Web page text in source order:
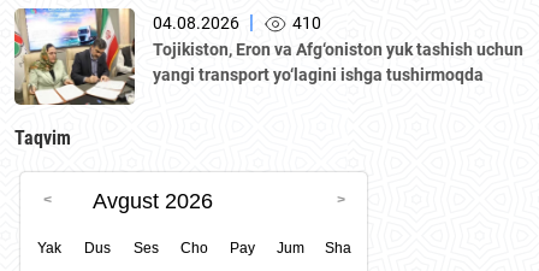
Oʼzbekiston–Qozogʼiston biznes-forumi va B2B
muzokaralari boʼlib oʼtmoqda.
04.08.2026 |
410
Tojikiston, Eron va Afg‘oniston yuk tashish uchun
yangi transport yo‘lagini ishga tushirmoqda
Taqvim
Avgust 2026
Yak Dus Ses Cho Pay Jum Sha